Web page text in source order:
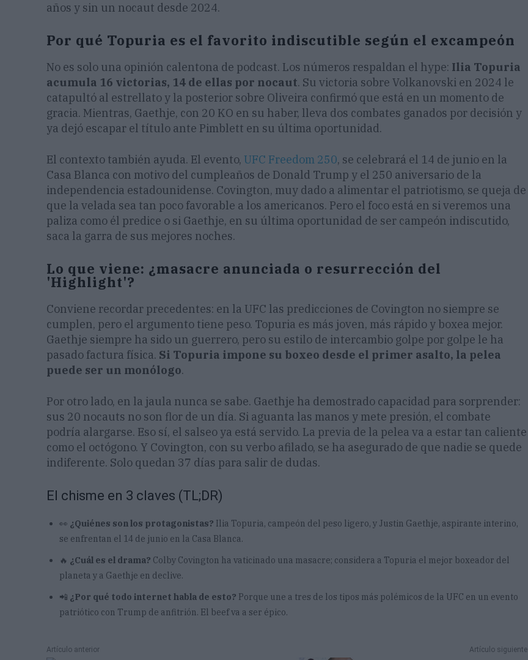
años y sin un nocaut desde 2024.
Por qué Topuria es el favorito indiscutible según el excampeón
No es solo una opinión calentona de podcast. Los números respaldan el hype: Ilia Topuria
acumula 16 victorias, 14 de ellas por nocaut. Su victoria sobre Volkanovski en 2024 le
catapultó al estrellato y la posterior sobre Oliveira confirmó que está en un momento de
gracia. Mientras, Gaethje, con 20 KO en su haber, lleva dos combates ganados por decisión y
ya dejó escapar el título ante Pimblett en su última oportunidad.
El contexto también ayuda. El evento, UFC Freedom 250, se celebrará el 14 de junio en la
Casa Blanca con motivo del cumpleaños de Donald Trump y el 250 aniversario de la
independencia estadounidense. Covington, muy dado a alimentar el patriotismo, se queja de
que la velada sea tan poco favorable a los americanos. Pero el foco está en si veremos una
paliza como él predice o si Gaethje, en su última oportunidad de ser campeón indiscutido,
saca la garra de sus mejores noches.
Lo que viene: ¿masacre anunciada o resurrección del
'Highlight'?
Conviene recordar precedentes: en la UFC las predicciones de Covington no siempre se
cumplen, pero el argumento tiene peso. Topuria es más joven, más rápido y boxea mejor.
Gaethje siempre ha sido un guerrero, pero su estilo de intercambio golpe por golpe le ha
pasado factura física. Si Topuria impone su boxeo desde el primer asalto, la pelea
puede ser un monólogo.
Por otro lado, en la jaula nunca se sabe. Gaethje ha demostrado capacidad para sorprender:
sus 20 nocauts no son flor de un día. Si aguanta las manos y mete presión, el combate
podría alargarse. Eso sí, el salseo ya está servido. La previa de la pelea va a estar tan caliente
como el octógono. Y Covington, con su verbo afilado, se ha asegurado de que nadie se quede
indiferente. Solo quedan 37 días para salir de dudas.
El chisme en 3 claves (TL;DR)
👀 ¿Quiénes son los protagonistas? Ilia Topuria, campeón del peso ligero, y Justin Gaethje, aspirante interino,
se enfrentan el 14 de junio en la Casa Blanca.
🔥 ¿Cuál es el drama? Colby Covington ha vaticinado una masacre; considera a Topuria el mejor boxeador del
planeta y a Gaethje en declive.
📲 ¿Por qué todo internet habla de esto? Porque une a tres de los tipos más polémicos de la UFC en un evento
patriótico con Trump de anfitrión. El beef va a ser épico.
Artículo anterior Artículo siguiente